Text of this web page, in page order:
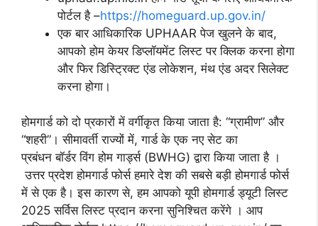
पोर्टल है –https://homeguard.up.gov.in/
एक बार आधिकारिक UPHAAR पेज खुलने के बाद,
आपको होम केयर डिप्लॉयमेंट लिस्ट पर क्लिक करना होगा
और फिर डिस्ट्रिक्ट एंड लोकेशन, मंथ एंड अदर सिलेक्ट
करना होगा।
होमगार्ड को दो प्रकारों में वर्गीकृत किया जाता है: “ग्रामीण” और
“शहरी”। सीमावर्ती राज्यों में, गार्ड के एक नए सेट का
प्रबंधन बॉर्डर विंग होम गार्ड्स (BWHG) द्वारा किया जाता है ।
उत्तर प्रदेश होमगार्ड फोर्स हमारे देश की सबसे बड़ी होमगार्ड फोर्स
में से एक है। इस कारण से, हम आपको यूपी होमगार्ड ड्यूटी लिस्ट
2025 सर्विस लिस्ट प्रदान करना सुनिश्चित करेंगे । आप